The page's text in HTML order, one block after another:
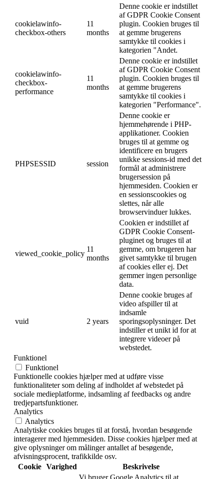
cookielawinfo-
checkbox-others
11
months
Denne cookie er indstillet
af GDPR Cookie Consent
plugin. Cookien bruges til
at gemme brugerens
samtykke til cookies i
kategorien "Andet.
cookielawinfo-
checkbox-
performance
11
months
Denne cookie er indstillet
af GDPR Cookie Consent
plugin. Cookien bruges til
at gemme brugerens
samtykke til cookies i
kategorien "Performance".
PHPSESSID session
Denne cookie er
hjemmehørende i PHP-
applikationer. Cookien
bruges til at gemme og
identificere en brugers
unikke sessions-id med det
formål at administrere
brugersession på
hjemmesiden. Cookien er
en sessionscookies og
slettes, når alle
browservinduer lukkes.
viewed_cookie_policy
11
months
Cookien er indstillet af
GDPR Cookie Consent-
pluginet og bruges til at
gemme, om brugeren har
givet samtykke til brugen
af cookies eller ej. Det
gemmer ingen personlige
data.
vuid 2 years
Denne cookie bruges af
video afspiller til at
indsamle
sporingsoplysninger. Det
indstiller et unikt id for at
integrere videoer på
webstedet.
Funktionel
Funktionel
Funktionelle cookies hjælper med at udføre visse
funktionaliteter som deling af indholdet af webstedet på
sociale medieplatforme, indsamling af feedbacks og andre
tredjepartsfunktioner.
Analytics
Analytics
Analytiske cookies bruges til at forstå, hvordan besøgende
interagerer med hjemmesiden. Disse cookies hjælper med at
give oplysninger om målinger antallet af besøgende,
afvisningsprocent, trafikkilde osv.
Cookie Varighed
Beskrivelse
Vi bruger Google Analytics til at